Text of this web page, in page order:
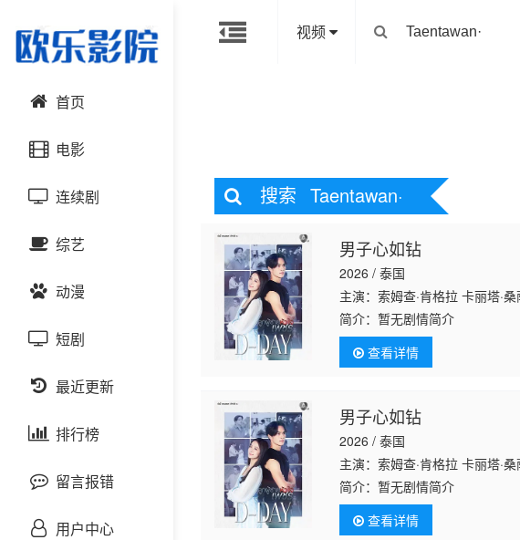
视频
首页
电影
动作片
喜剧片
爱情片
科幻片
恐怖片
剧情片
战争片
悬疑片
连续剧
国产剧
港台剧
日韩剧
欧美剧
泰国剧
综艺
大陆综艺
日韩综艺
港台综艺
欧美综艺
动漫
国产动漫
日韩动漫
欧美动漫
短剧
最近更新
排行榜
留言报错
用户中心
搜索 Taentawan·
男子心如钻
2026 / 泰国
主演：索姆查·肯格拉 卡丽塔·
简介：暂无剧情简介
查看详情
男子心如钻
2026 / 泰国
主演：索姆查·肯格拉 卡丽塔·
简介：暂无剧情简介
查看详情